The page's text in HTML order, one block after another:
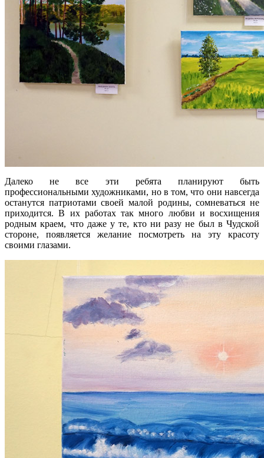
Далеко не все эти ребята планируют быть
профессиональными художниками, но в том, что они навсегда
останутся патриотами своей малой родины, сомневаться не
приходится. В их работах так много любви и восхищения
родным краем, что даже у те, кто ни разу не был в Чудской
стороне, появляется желание посмотреть на эту красоту
своими глазами.